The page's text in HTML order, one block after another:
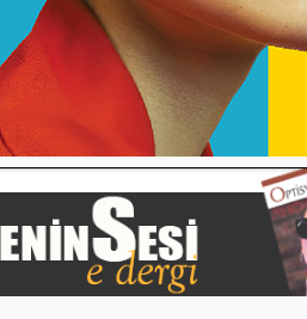
Erol AYDOĞAN
Genel Sekreter
İlker AYAZ
Yönetim Kurulu Üyesi